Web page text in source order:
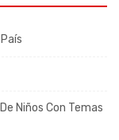
Niños Con Temas